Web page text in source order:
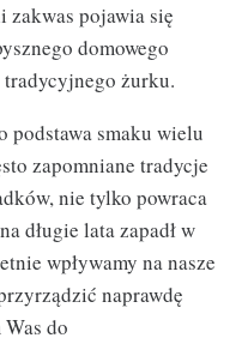
pojawia się
domowego
żurku.
podstawa smaku wielu
zapomniane tradycje
nie tylko powraca
długie lata zapadł w
wpływamy na nasze
naprawdę
do